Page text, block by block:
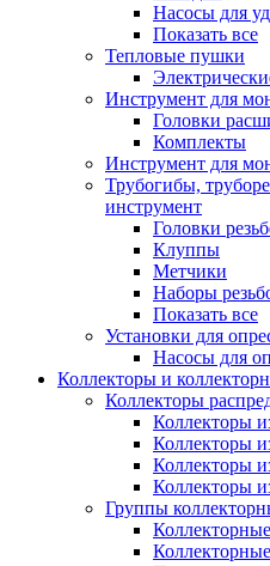
Насосы для
Показать все
Тепловые пушки
Инструмент для
Головки
Комплекты
Инструмент для
Трубогибы,
инструмент
Головки
Клуппы
Метчики
Наборы
Показать все
Установки для
Насосы для
Коллекторы и
Коллекторы
Коллекторы
Коллекторы
Коллекторы
Коллекторы
Группы